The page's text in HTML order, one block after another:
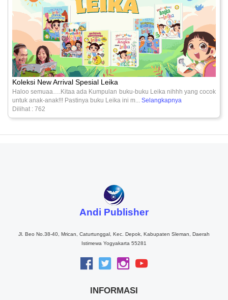
Koleksi New Arrival Spesial Leika
Haloo semuaa….Kitaa ada Kumpulan buku-buku Leika nihhh yang cocok
untuk anak-anak!!! Pastinya buku Leika ini m... Selangkapnya
Dilihat : 762
Andi Publisher
Jl. Beo No.38-40, Mrican, Caturtunggal, Kec. Depok, Kabupaten Sleman, Daerah
Istimewa Yogyakarta 55281
INFORMASI